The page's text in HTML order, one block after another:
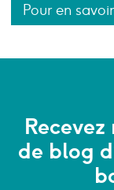
Pour en
de blog